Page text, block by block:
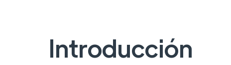
Introducción